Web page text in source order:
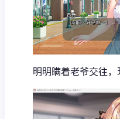
明明瞒着老爷交往，